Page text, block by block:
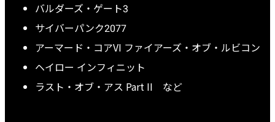
バルダーズ・ゲート3
サイバーパンク2077
アーマード・コアVI ファイアーズ・オブ・ルビコン
ヘイロー インフィニット
ラスト・オブ・アス Part II など